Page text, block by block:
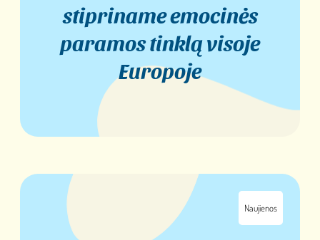
stipriname emocinės
paramos tinklą visoje
Europoje
Naujienos